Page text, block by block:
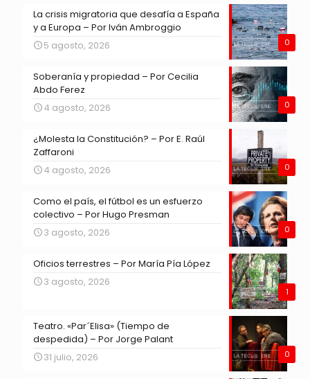
0
La crisis migratoria que desafía a España
y a Europa – Por Iván Ambroggio
5 agosto, 2026
0
Soberanía y propiedad – Por Cecilia
Abdo Ferez
4 agosto, 2026
0
¿Molesta la Constitución? – Por E. Raúl
Zaffaroni
4 agosto, 2026
0
Como el país, el fútbol es un esfuerzo
colectivo – Por Hugo Presman
3 agosto, 2026
1
Oficios terrestres – Por María Pía López
3 agosto, 2026
0
Teatro. «Par´Elisa» (Tiempo de
despedida) – Por Jorge Palant
31 julio, 2026